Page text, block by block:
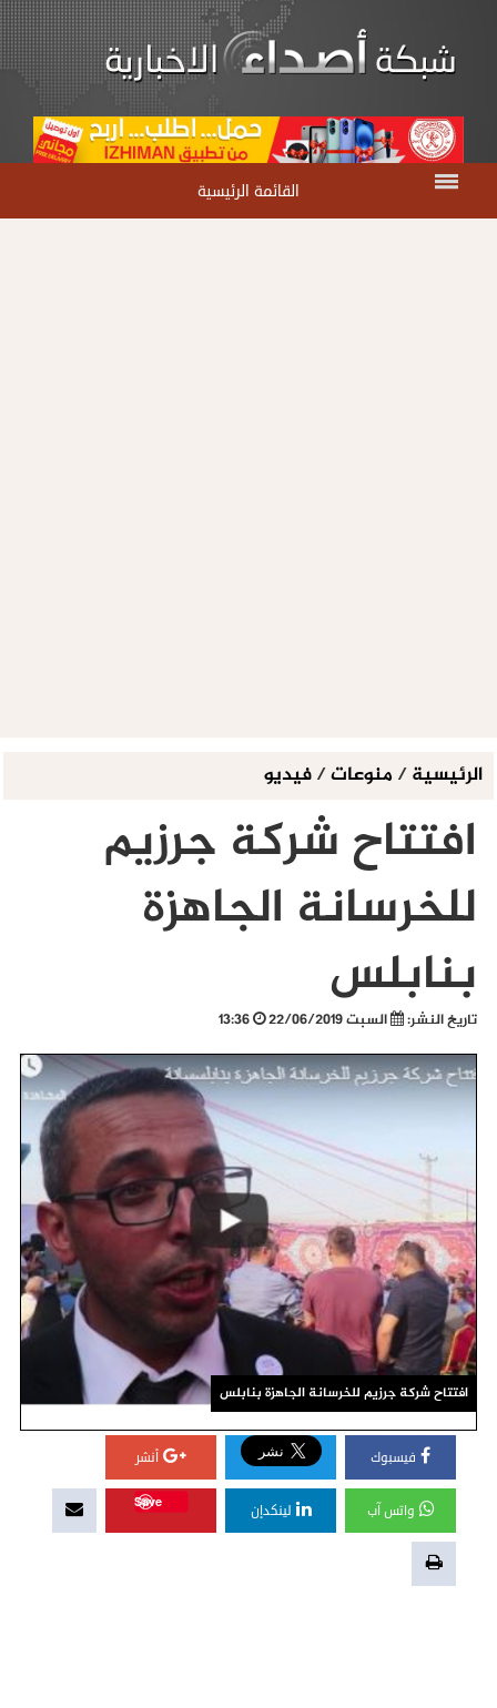
القائمة الرئيسية
الرئيسية/ منوعات/فيديو
افتتاح شركة جرزيم
للخرسانة الجاهزة
بنابلس
تاريخ النشر: السبت 22/06/2019
افتتاح شركة جرزيم للخرسانة الجاهزة بنابلس
فيسبوك أنشر
واتس آب لينكدإن
Save